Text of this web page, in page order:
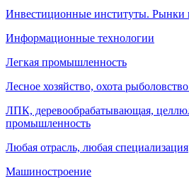
Инвестиционные институты. Рынки
Информационные технологии
Легкая промышленность
Лесное хозяйство, охота
ЛПК, деревообрабатывающая,
промышленность
Любая отрасль, любая специализация
Машиностроение